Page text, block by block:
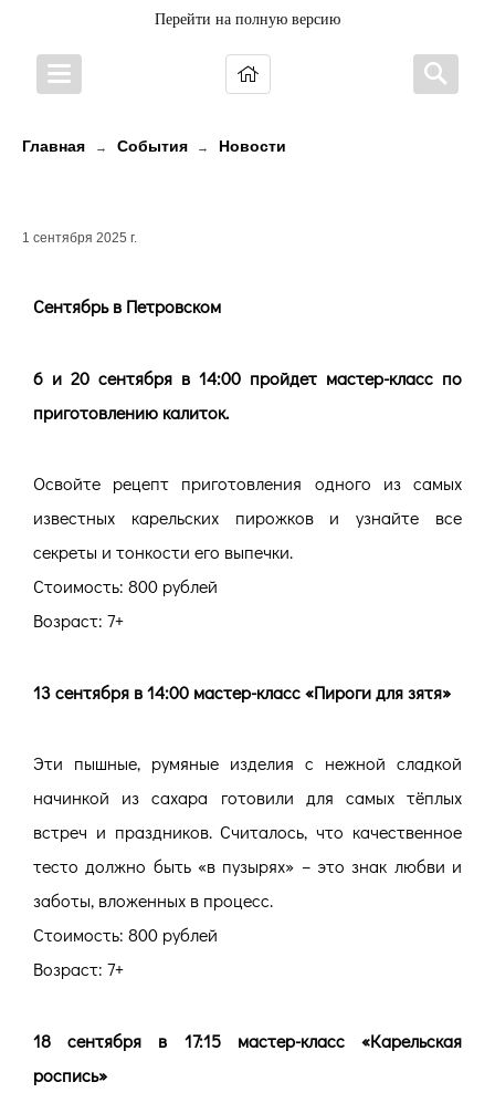
Перейти на полную версию
Главная → События → Новости
1 сентября 2025 г.
Сентябрь в Петровском
6 и 20 сентября в 14:00 пройдет мастер-класс по
приготовлению калиток.
Освойте рецепт приготовления одного из самых
известных карельских пирожков и узнайте все
секреты и тонкости его выпечки.
Стоимость: 800 рублей
Возраст: 7+
13 сентября в 14:00 мастер-класс «Пироги для зятя»
Эти пышные, румяные изделия с нежной сладкой
начинкой из сахара готовили для самых тёплых
встреч и праздников. Считалось, что качественное
тесто должно быть «в пузырях» – это знак любви и
заботы, вложенных в процесс.
Стоимость: 800 рублей
Возраст: 7+
18 сентября в 17:15 мастер-класс «Карельская
роспись»